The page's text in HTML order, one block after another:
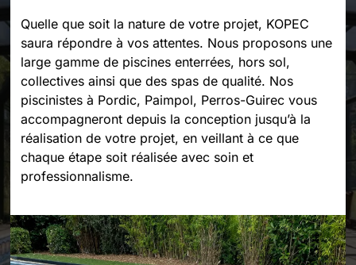
Quelle que soit la nature de votre projet, KOPEC
saura répondre à vos attentes. Nous proposons une
large gamme de piscines enterrées, hors sol,
collectives ainsi que des spas de qualité. Nos
piscinistes à Pordic, Paimpol, Perros-Guirec vous
accompagneront depuis la conception jusqu’à la
réalisation de votre projet, en veillant à ce que
chaque étape soit réalisée avec soin et
professionnalisme.